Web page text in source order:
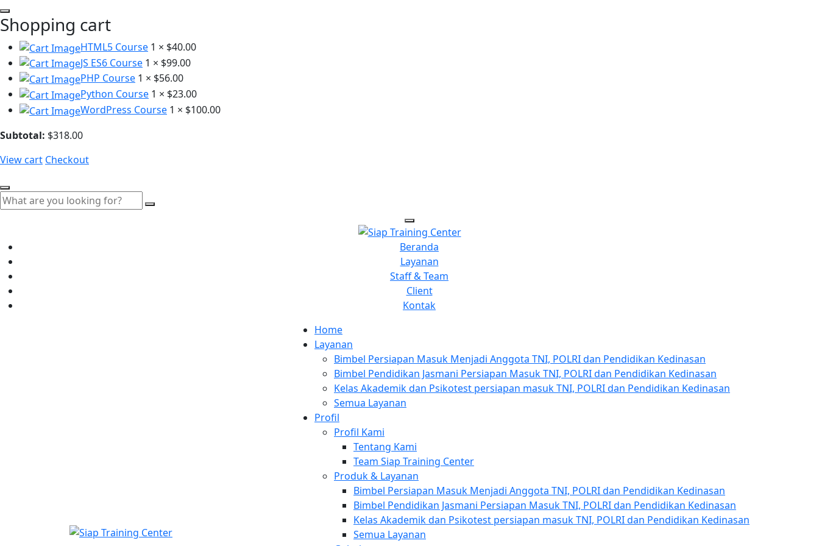
Shopping cart
HTML5 Course 1 × $40.00
JS ES6 Course 1 × $99.00
PHP Course 1 × $56.00
Python Course 1 × $23.00
WordPress Course 1 × $100.00
Subtotal: $318.00
View cart Checkout
Beranda
Layanan
Staff & Team
Client
Kontak
Home
Layanan
Bimbel Persiapan Masuk Menjadi Anggota TNI, POLRI dan Pendidikan Kedinasan
Bimbel Pendidikan Jasmani Persiapan Masuk TNI, POLRI dan Pendidikan Kedinasan
Kelas Akademik dan Psikotest persiapan masuk TNI, POLRI dan Pendidikan Kedinasan
Semua Layanan
Profil
Profil Kami
Tentang Kami
Team Siap Training Center
Produk & Layanan
Bimbel Persiapan Masuk Menjadi Anggota TNI, POLRI dan Pendidikan Kedinasan
Bimbel Pendidikan Jasmani Persiapan Masuk TNI, POLRI dan Pendidikan Kedinasan
Kelas Akademik dan Psikotest persiapan masuk TNI, POLRI dan Pendidikan Kedinasan
Semua Layanan